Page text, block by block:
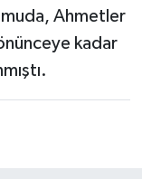
Ahmetler
kadar